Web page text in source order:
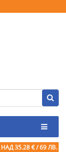
НАД 35.28 € / 69 ЛВ.